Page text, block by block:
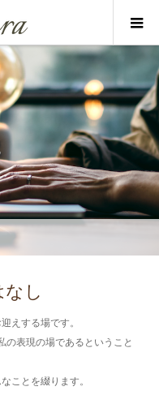
し
えする場です。
の表現の場であるということ
ことを綴ります。